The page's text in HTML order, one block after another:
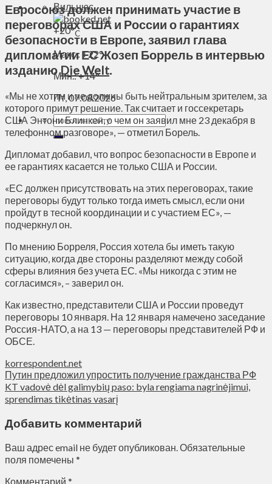
Вильнюс
+20°C
Макс.: +22°
Мин.:+14°
Пт, 07.08.2026
Евросоюз должен принимать участие в
переговорах США и России о гарантиях
безопасности в Европе, заявил глава
дипломатии ЕС Жозеп Боррель в интервью
изданиюDie Welt.
«Мы не хотим и не должны быть нейтральным зрителем, за
которого примут решение. Так считает и госсекретарь
США Энтони Блинкен, о чем он заявил мне 23 декабря в
телефонном разговоре», — отметил Борель.
Дипломат добавил, что вопрос безопасности в Европе и
ее гарантиях касается не только США и России.
«ЕС должен присутствовать на этих переговорах, такие
переговоры будут только тогда иметь смысл, если они
пройдут в тесной координации и с участием ЕС», —
подчеркнул он.
По мнению Борреля, Россия хотела бы иметь такую
ситуацию, когда две стороны разделяют между собой
сферы влияния без учета ЕС. «Мы никогда с этим не
согласимся», – заверил он.
Как известно, представители США и России проведут
переговоры 10 января. На 12 января намечено заседание
Россия-НАТО, а на 13 — переговоры представителей РФ и
ОБСЕ.
korrespondent.net
Путин предложил упростить получение гражданства РФ
KT vadovė dėl galimybių paso: byla rengiama nagrinėjimui,
sprendimas tikėtinas vasarį
Добавить комментарий
Ваш адрес email не будет опубликован.Обязательные
поля помечены *
Комментарий *